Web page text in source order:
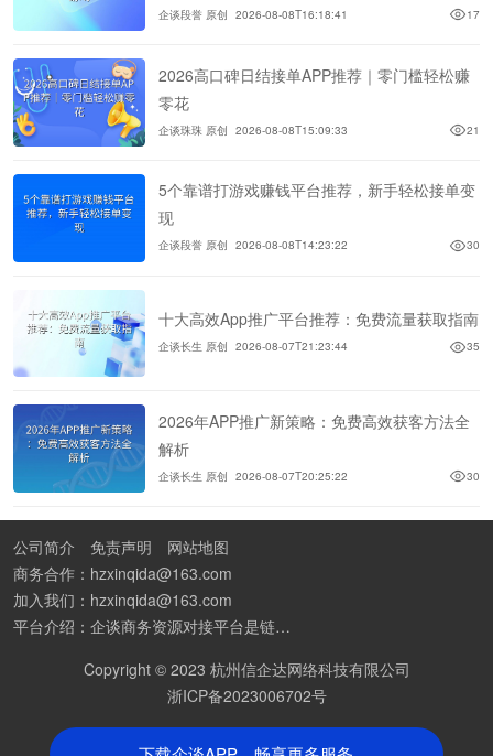
企谈段誉 原创 2026-08-08T16:18:41 17
2026高口碑日结接单APP推荐｜零门槛轻松赚
零花
企谈珠珠 原创 2026-08-08T15:09:33 21
5个靠谱打游戏赚钱平台推荐，新手轻松接单变
现
企谈段誉 原创 2026-08-08T14:23:22 30
十大高效App推广平台推荐：免费流量获取指南
企谈长生 原创 2026-08-07T21:23:44 35
2026年APP推广新策略：免费高效获客方法全
解析
企谈长生 原创 2026-08-07T20:25:22 30
公司简介 免责声明
网站地图
商务合作：hzxinqida@163.com
加入我们：hzxinqida@163.com
平台介绍：企谈商务资源对接平台是链接资源人脉与客户的平台,也是地推app接任务平台、地推拉新团队接单平台。平台汇聚100W+商务资源，地推拉新、APP推广、BD异业合作等业务可免费发布。同时全国的地推团队和个人都可在地推接单平台找到赚钱项目和分享交流地推问题。
Copyright © 2023 杭州信企达网络科技有限公司
浙ICP备2023006702号